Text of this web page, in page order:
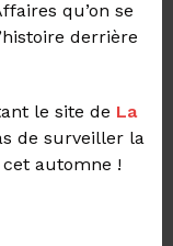
qu’on se
derrière
le site de La
de surveiller la
automne !